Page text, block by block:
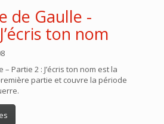
de Gaulle -
ton nom
Partie 2 : J’écris ton nom est la
partie et couvre la période